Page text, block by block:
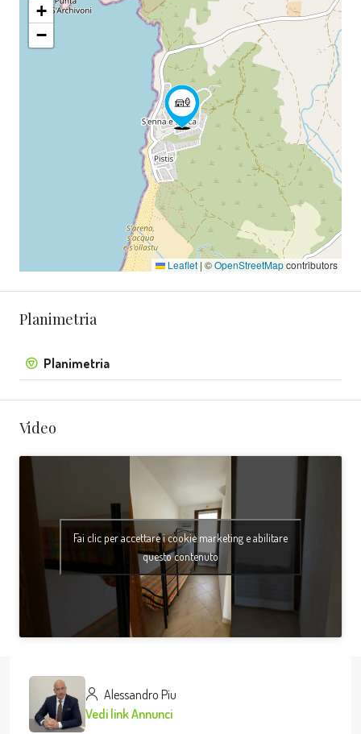
+
−
Leaflet | ©OpenStreetMapcontributors
Planimetria
Planimetria
Video
Fai clic per accettare i cookie marketing e abilitare
questo contenuto
Alessandro Piu
Vedi link Annunci